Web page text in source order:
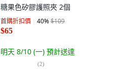
糖果色矽膠護照夾 2個
首購折扣價 40%$109
$65
明天 8/10 (一) 預計送達
(2)